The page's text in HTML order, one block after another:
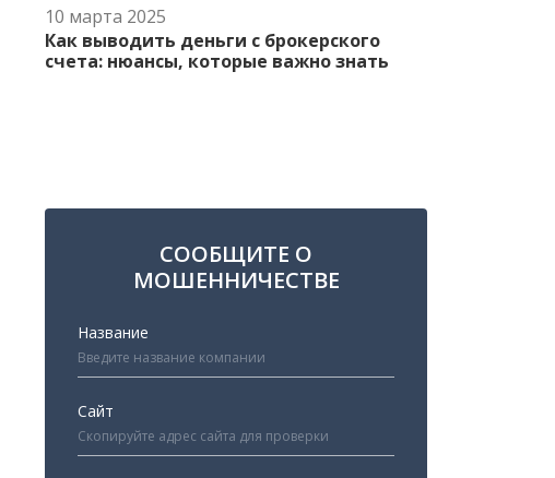
10 марта 2025
Как выводить деньги с брокерского
счета: нюансы, которые важно знать
СООБЩИТЕ О
МОШЕННИЧЕСТВЕ
Название
Сайт